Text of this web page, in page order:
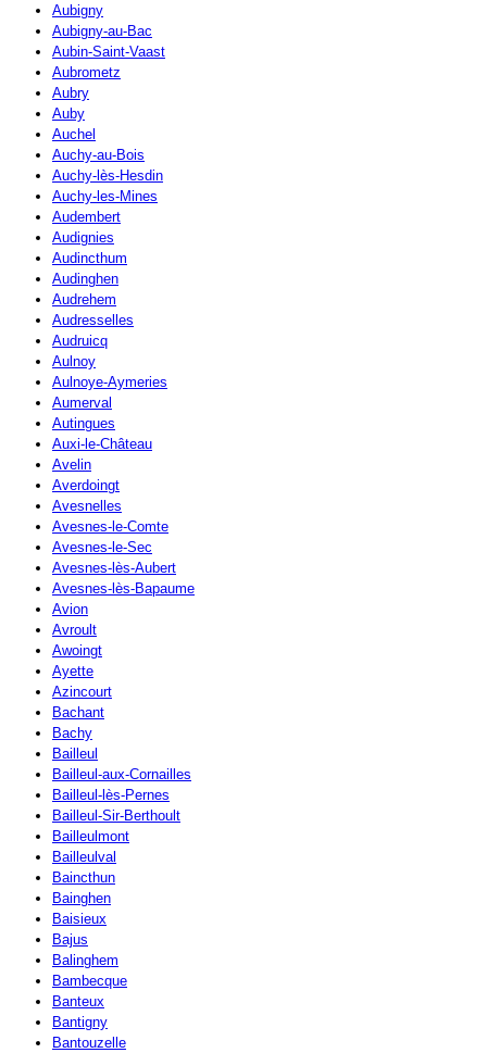
Aubigny
Aubigny-au-Bac
Aubin-Saint-Vaast
Aubrometz
Aubry
Auby
Auchel
Auchy-au-Bois
Auchy-lès-Hesdin
Auchy-les-Mines
Audembert
Audignies
Audincthum
Audinghen
Audrehem
Audresselles
Audruicq
Aulnoy
Aulnoye-Aymeries
Aumerval
Autingues
Auxi-le-Château
Avelin
Averdoingt
Avesnelles
Avesnes-le-Comte
Avesnes-le-Sec
Avesnes-lès-Aubert
Avesnes-lès-Bapaume
Avion
Avroult
Awoingt
Ayette
Azincourt
Bachant
Bachy
Bailleul
Bailleul-aux-Cornailles
Bailleul-lès-Pernes
Bailleul-Sir-Berthoult
Bailleulmont
Bailleulval
Baincthun
Bainghen
Baisieux
Bajus
Balinghem
Bambecque
Banteux
Bantigny
Bantouzelle